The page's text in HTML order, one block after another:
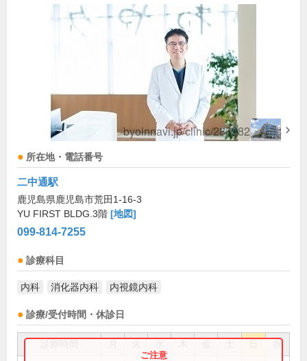
所在地・電話番号
二中通駅
鹿児島県鹿児島市荒田1-16-3
YU FIRST BLDG.3階 [地図]
099-814-7255
診療科目
内科 消化器内科 内視鏡内科
診療/受付時間・休診日
祝